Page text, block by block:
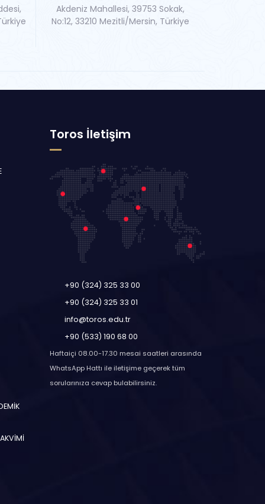
Akdeniz Mahallesi, 39753 Sokak,
No:12, 33210 Mezitli/Mersin, Türkiye
Toros İletişim
+90 (324) 325 33 00
+90 (324) 325 33 01
info@toros.edu.tr
+90 (533) 190 68 00
Haftaiçi 08.00-17.30 mesai saatleri arasında
WhatsApp Hattı ile iletişime geçerek tüm
sorularınıza cevap bulabilirsiniz.